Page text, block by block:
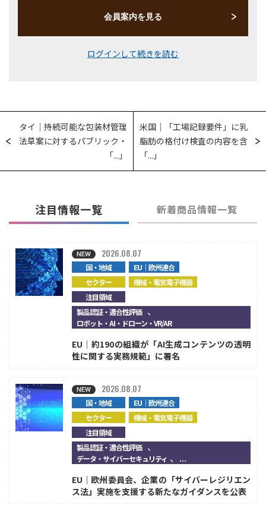
会員案内を見る
ログインして続きを読む
タイ｜持続可能な包装材管理
法草案に対するパブリック・
「...」
米国｜「工場記録要件」に乳
脂肪の格付け検査の内容を含
「...」
注目情報一覧 新着商品情報一覧
国・地域
EU｜欧州連合
セクター
機械・電気電子機器
注目領域
製品認証・適合性評価 、
ロボット・AI・ドローン・VR/AR
2026.08.07
EU｜約190の組織が「AI生成コンテンツの透明
性に関する実務規範」に署名
国・地域
EU｜欧州連合
セクター
機械・電気電子機器
注目領域
製品認証・適合性評価 、
データ・サイバーセキュリティ 、...
2026.08.07
EU｜欧州委員会、企業の「サイバーレジリエン
ス法」実施を支援する新たなガイダンスを公表